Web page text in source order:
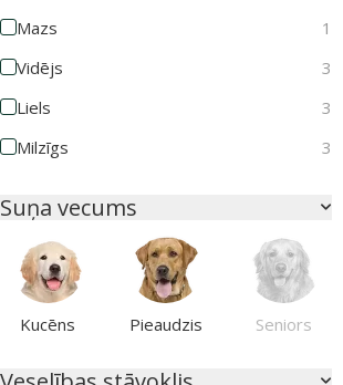
Mazs
1
Vidējs
3
Liels
3
Milzīgs
3
Suņa vecums
Kucēns Pieaudzis Seniors